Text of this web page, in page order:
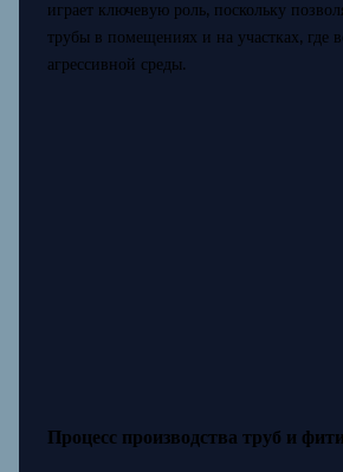
играет ключевую роль, поскольку
трубы в помещениях и на участках, где
агрессивной среды.
Процесс производства труб и